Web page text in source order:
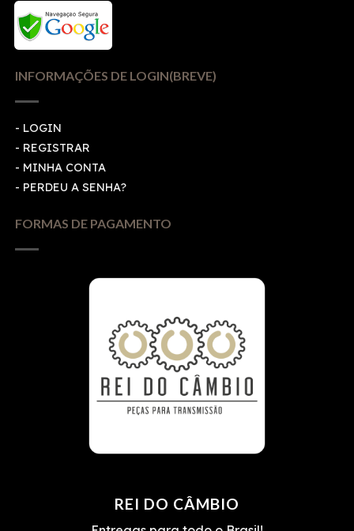
INFORMAÇÕES DE LOGIN(BREVE)
- LOGIN
- REGISTRAR
- MINHA CONTA
- PERDEU A SENHA?
FORMAS DE PAGAMENTO
REI DO CÂMBIO